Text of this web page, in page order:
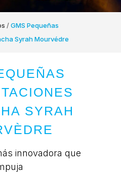
/GMS Pequeñas
Syrah Mourvédre
SYRAH
innovadora que